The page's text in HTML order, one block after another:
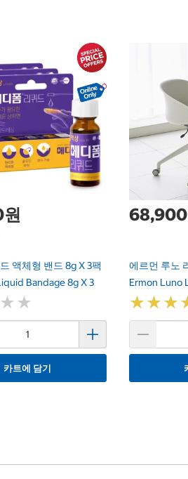
액체형 밴드 8g X 3팩
Bandage 8g X 3
★ ★
★ ★
카트에 담기
에르먼 루노
Ermon Luno
★★★
★★★